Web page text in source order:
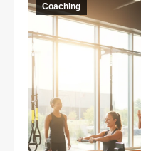
Coaching